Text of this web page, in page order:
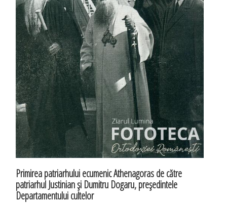
Primirea patriarhului ecumenic Athenagoras de către
patriarhul Justinian şi Dumitru Dogaru, preşedintele
Departamentului cultelor